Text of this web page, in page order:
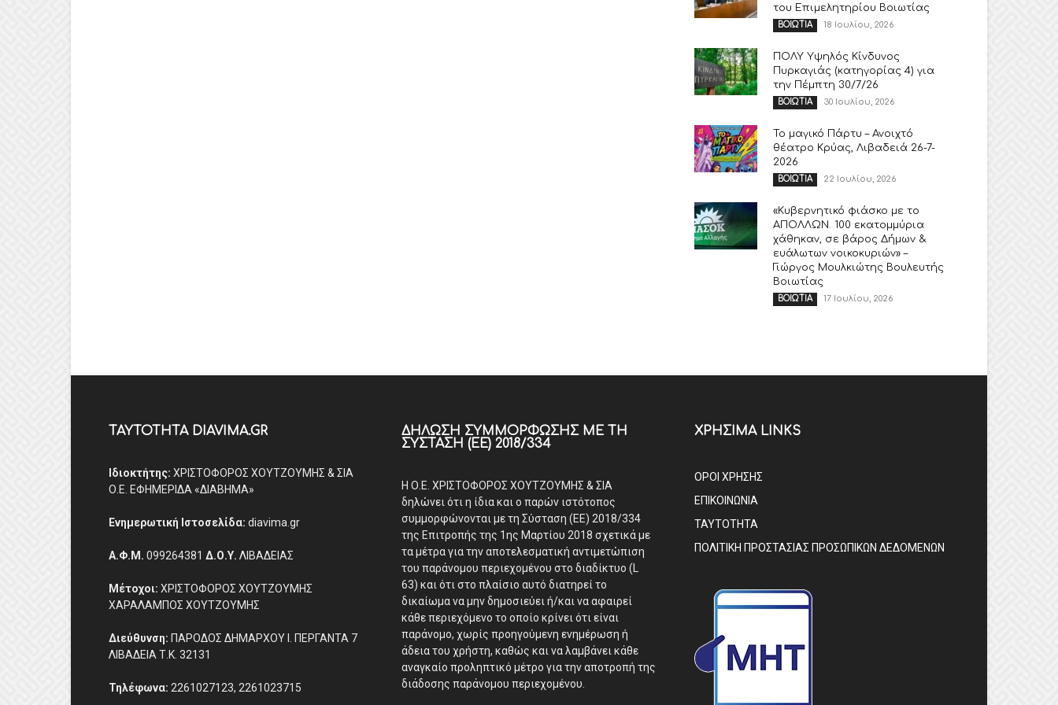
του Επιμελητηρίου Βοιωτίας
ΒΟΙΩΤΙΑ 18 Ιουλίου, 2026
ΠΟΛΥ Υψηλός Κίνδυνος
Πυρκαγιάς (κατηγορίας 4) για
την Πέμπτη 30/7/26
ΒΟΙΩΤΙΑ 30 Ιουλίου, 2026
Το μαγικό Πάρτυ – Ανοιχτό
θέατρο Κρύας, Λιβαδειά 26-7-
2026
ΒΟΙΩΤΙΑ 22 Ιουλίου, 2026
«Κυβερνητικό φιάσκο με το
ΑΠΟΛΛΩΝ. 100 εκατομμύρια
χάθηκαν, σε βάρος Δήμων &
ευάλωτων νοικοκυριών» –
Γιώργος Μουλκιώτης Βουλευτής
Βοιωτίας
ΒΟΙΩΤΙΑ 17 Ιουλίου, 2026
ΤΑΥΤΟΤΗΤΑ DIAVIMA.GR
Ιδιοκτήτης: ΧΡΙΣΤΟΦΟΡΟΣ ΧΟΥΤΖΟΥΜΗΣ & ΣΙΑ
Ο.Ε. ΕΦΗΜΕΡΙΔΑ «ΔΙΑΒΗΜΑ»
Ενημερωτική Ιστοσελίδα: diavima.gr
Α.Φ.Μ. 099264381 Δ.Ο.Υ. ΛΙΒΑΔΕΙΑΣ
Μέτοχοι: ΧΡΙΣΤΟΦΟΡΟΣ ΧΟΥΤΖΟΥΜΗΣ
ΧΑΡΑΛΑΜΠΟΣ ΧΟΥΤΖΟΥΜΗΣ
Διεύθυνση: ΠΑΡΟΔΟΣ ΔΗΜΑΡΧΟΥ Ι. ΠΕΡΓΑΝΤΑ 7
ΛΙΒΑΔΕΙΑ Τ.Κ. 32131
Τηλέφωνα: 2261027123, 2261023715
ΔΉΛΩΣΗ ΣΥΜΜΌΡΦΩΣΗΣ ΜΕ ΤΗ
ΣΎΣΤΑΣΗ (ΕΕ) 2018/334
Η Ο.Ε. ΧΡΙΣΤΟΦΟΡΟΣ ΧΟΥΤΖΟΥΜΗΣ & ΣΙΑ
δηλώνει ότι η ίδια και ο παρών ιστότοπος
συμμορφώνονται με τη Σύσταση (ΕΕ) 2018/334
της Επιτροπής της 1ης Μαρτίου 2018 σχετικά με
τα μέτρα για την αποτελεσματική αντιμετώπιση
του παράνομου περιεχομένου στο διαδίκτυο (L
63) και ότι στο πλαίσιο αυτό διατηρεί το
δικαίωμα να μην δημοσιεύει ή/και να αφαιρεί
κάθε περιεχόμενο το οποίο κρίνει ότι είναι
παράνομο, χωρίς προηγούμενη ενημέρωση ή
άδεια του χρήστη, καθώς και να λαμβάνει κάθε
αναγκαίο προληπτικό μέτρο για την αποτροπή της
διάδοσης παράνομου περιεχομένου.
ΧΡΗΣΙΜΑ LINKS
ΟΡΟΙ ΧΡΗΣΗΣ
ΕΠΙΚΟΙΝΩΝΙΑ
ΤΑΥΤΟΤΗΤΑ
ΠΟΛΙΤΙΚΗ ΠΡΟΣΤΑΣΙΑΣ ΠΡΟΣΩΠΙΚΩΝ ΔΕΔΟΜΕΝΩΝ